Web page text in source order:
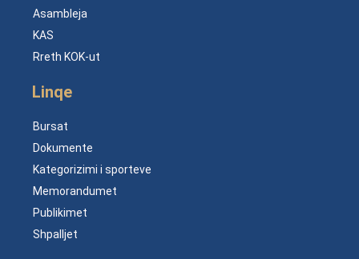
Asambleja
KAS
Rreth KOK-ut
Linqe
Bursat
Dokumente
Kategorizimi i sporteve
Memorandumet
Publikimet
Shpalljet